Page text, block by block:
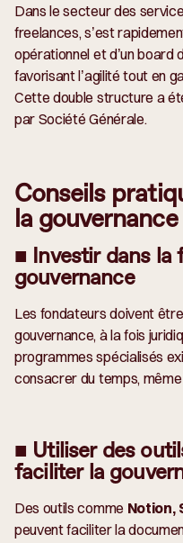
Dans le secteur des
freelances, s’est
opérationnel et d’un board
favorisant l’agilité tout en
Cette double structure a
par Société Générale.
Conseils
la
■ Investir dans la
gouvernance
Les fondateurs doivent
gouvernance, à la fois
programmes spécialisés
consacrer du temps,
■ Utiliser des
faciliter la
Des outils comme Notion,
peuvent faciliter la